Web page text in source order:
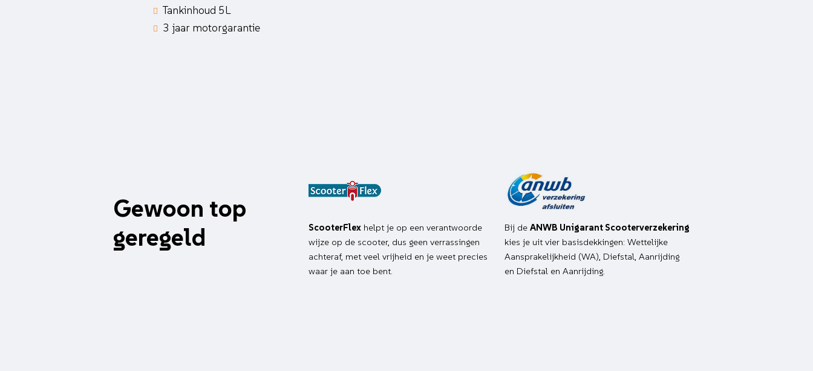
Tankinhoud 5L
3 jaar motorgarantie
Gewoon top
geregeld
ScooterFlex helpt je op een verantwoorde
wijze op de scooter, dus geen verrassingen
achteraf, met veel vrijheid en je weet precies
waar je aan toe bent.
Bij de ANWB Unigarant Scooterverzekering
kies je uit vier basisdekkingen: Wettelijke
Aansprakelijkheid (WA), Diefstal, Aanrijding
en Diefstal en Aanrijding.